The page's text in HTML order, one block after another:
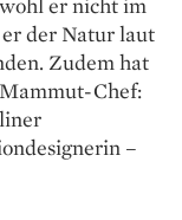
der Natur laut
Zudem hat
Chef:
–